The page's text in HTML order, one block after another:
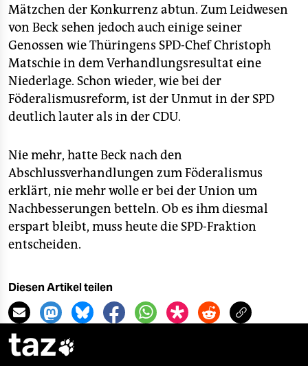
Mätzchen der Konkurrenz abtun. Zum Leidwesen
von Beck sehen jedoch auch einige seiner
Genossen wie Thüringens SPD-Chef Christoph
Matschie in dem Verhandlungsresultat eine
Niederlage. Schon wieder, wie bei der
Föderalismusreform, ist der Unmut in der SPD
deutlich lauter als in der CDU.
Nie mehr, hatte Beck nach den
Abschlussverhandlungen zum Föderalismus
erklärt, nie mehr wolle er bei der Union um
Nachbesserungen betteln. Ob es ihm diesmal
erspart bleibt, muss heute die SPD-Fraktion
entscheiden.
Diesen Artikel teilen
taz